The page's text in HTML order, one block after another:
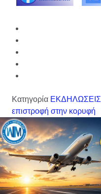
Κατηγορία ΕΚΔΗΛΩΣΕΙΣ
επιστροφή στην κορυφή